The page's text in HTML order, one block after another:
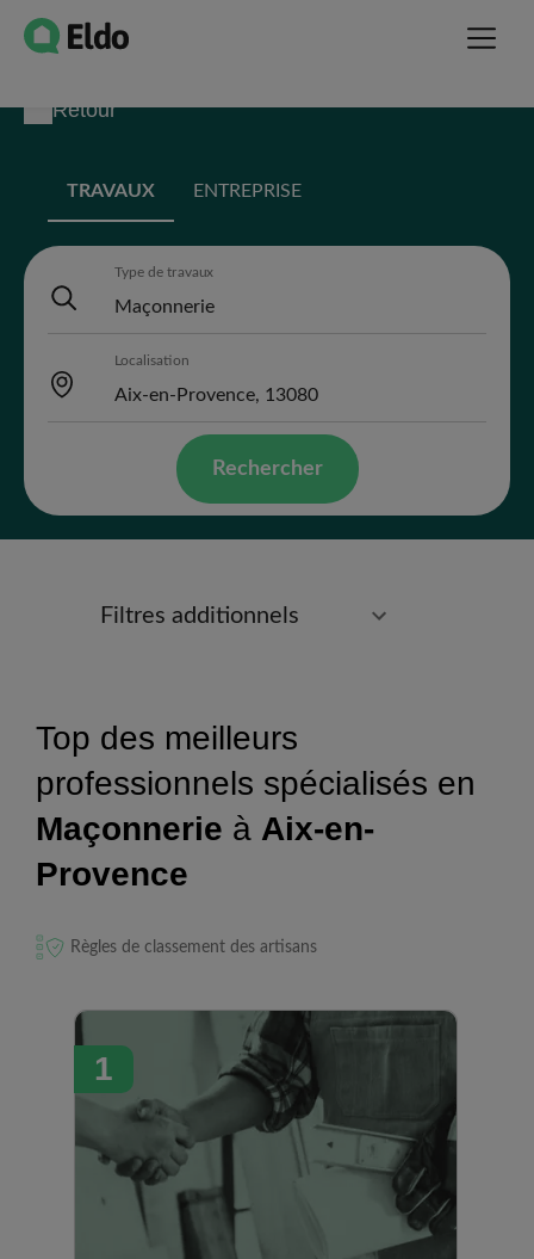
Retour
TRAVAUX ENTREPRISE
Type de travaux
Localisation
Rechercher
Filtres additionnels
Top des meilleurs
professionnels spécialisés en
Maçonnerie à Aix-en-
Provence
Règles de classement des artisans
1